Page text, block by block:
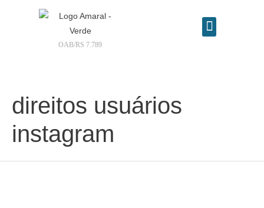
OAB/RS 7.789
direitos usuários
instagram